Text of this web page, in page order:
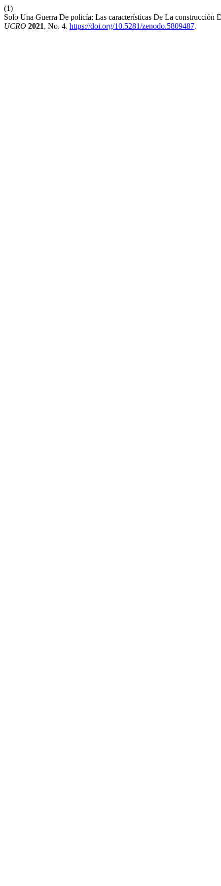
(1)
Solo Una Guerra De policía: Las características De La
UCRO 2021, No. 4. https://doi.org/10.5281/zenodo.5809487.